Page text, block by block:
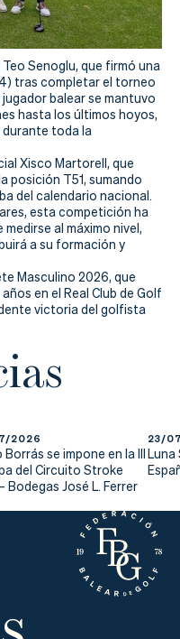
Senoglu, que firmó una
tras completar el torneo
balear se mantuvo
hasta los últimos hoyos,
durante toda la
Xisco Martorell, que
posición T51, sumando
del calendario nacional.
esta competición ha
al máximo nivel,
a su formación y
Masculino 2026, que
en el Real Club de Golf
victoria del golfista
2026
Borrás se impone en la III
del Circuito Stroke
Bodegas José L. Ferrer
23/
Luna